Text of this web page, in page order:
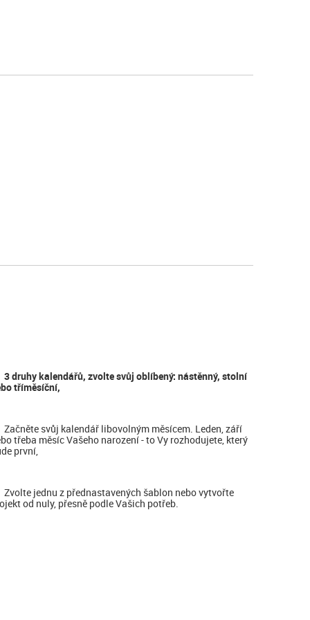
3 druhy kalendářů, zvolte svůj oblíbený: nástěnný, stolní
tříměsíční,
Začněte svůj kalendář libovolným měsícem. Leden, září
třeba měsíc Vašeho narození - to Vy rozhodujete, který
první,
Zvolte jednu z přednastavených šablon nebo vytvořte
od nuly, přesně podle Vašich potřeb.